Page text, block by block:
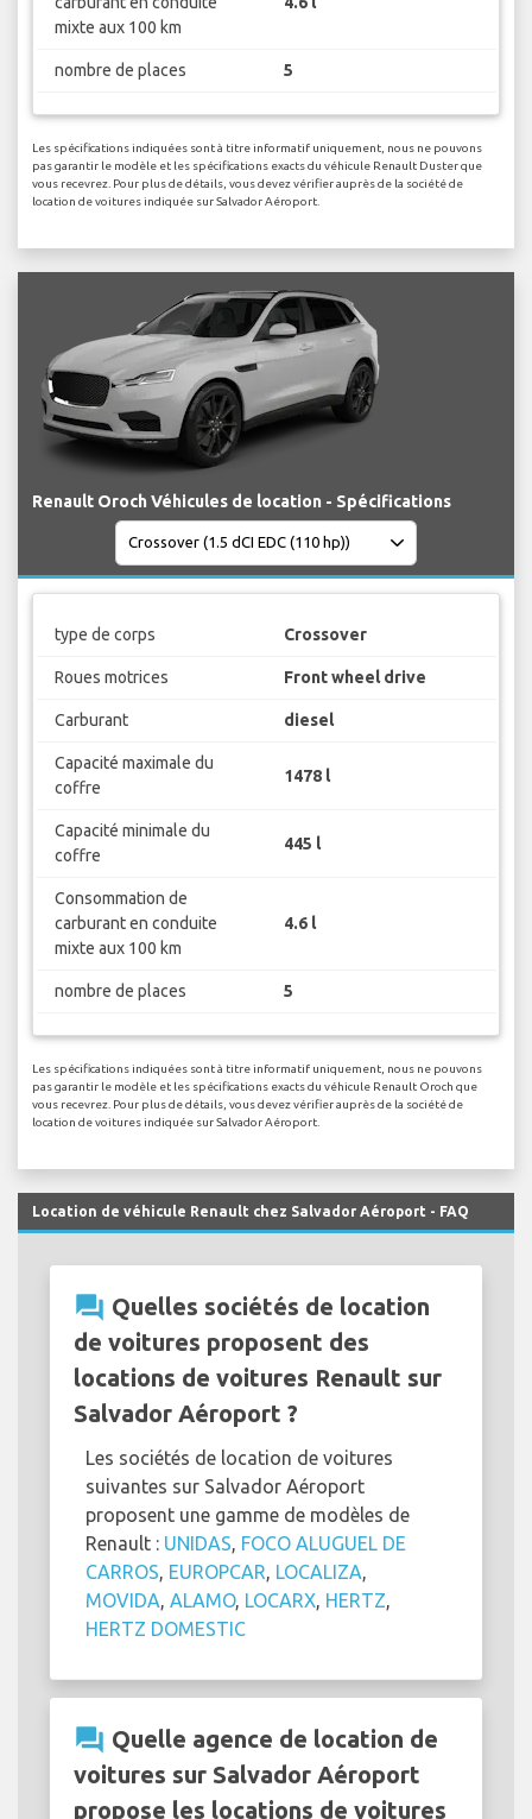
mixte aux 100 km
nombre de places 5
Les spécifications indiquées sont à titre informatif uniquement, nous ne pouvons
pas garantir le modèle et les spécifications exacts du véhicule Renault Duster que
vous recevrez. Pour plus de détails, vous devez vérifier auprès de la société de
location de voitures indiquée sur Salvador Aéroport.
Renault Oroch Véhicules de location - Spécifications
type de corps Crossover
Roues motrices Front wheel drive
Carburant diesel
Capacité maximale du
coffre
1478 l
Capacité minimale du
coffre
445 l
Consommation de
carburant en conduite
mixte aux 100 km
4.6 l
nombre de places 5
Les spécifications indiquées sont à titre informatif uniquement, nous ne pouvons
pas garantir le modèle et les spécifications exacts du véhicule Renault Oroch que
vous recevrez. Pour plus de détails, vous devez vérifier auprès de la société de
location de voitures indiquée sur Salvador Aéroport.
Location de véhicule Renault chez Salvador Aéroport - FAQ
question_answer Quelles sociétés de location
de voitures proposent des
locations de voitures Renault sur
Salvador Aéroport ?
Les sociétés de location de voitures
suivantes sur Salvador Aéroport
proposent une gamme de modèles de
Renault : UNIDAS FOCO ALUGUEL DE
CARROS EUROPCAR LOCALIZA
MOVIDA ALAMO, LOCARX HERTZ
HERTZ DOMESTIC
question_answer Quelle agence de location de
voitures sur Salvador Aéroport
propose les locations de voitures